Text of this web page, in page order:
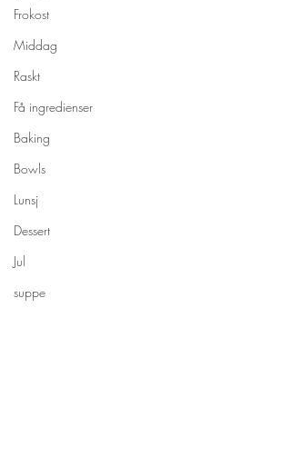
Frokost
Middag
Raskt
Få ingredienser
Baking
Bowls
Lunsj
Dessert
Jul
suppe